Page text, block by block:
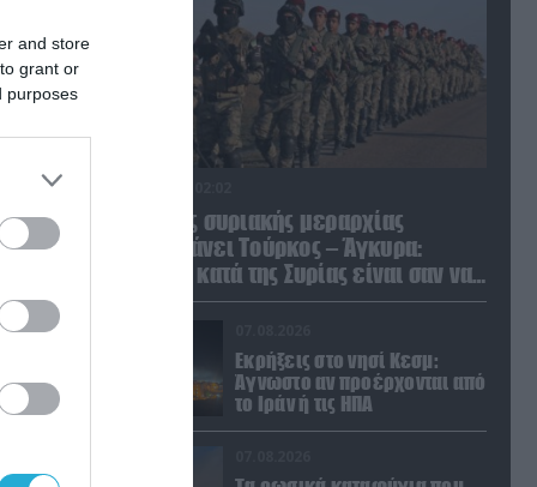
and store
grant or
purposes
Διοικητής συριακής μεραρχίας
αναλαμβάνει Τούρκος – Άγκυρα:
«Απειλές κατά της Συρίας είναι σαν να
απειλούν εμάς»
Εκρήξεις στο νησί Κεσμ:
Άγνωστο αν προέρχονται από
το Ιράν ή τις ΗΠΑ